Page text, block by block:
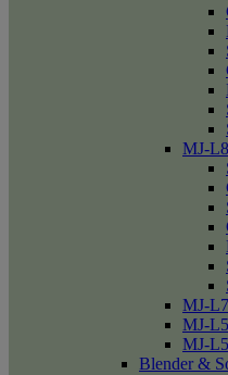
MJ-
MJ-
MJ-
MJ-
Blender &